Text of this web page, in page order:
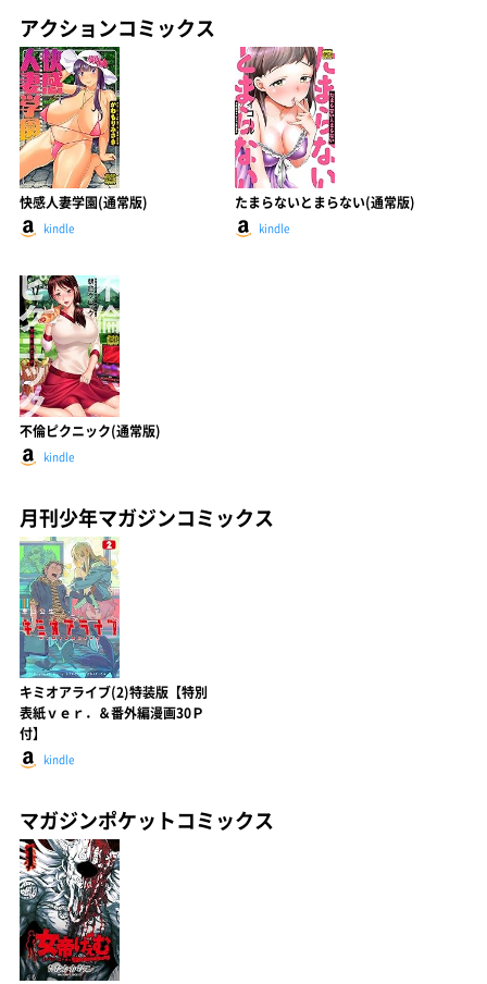
アクションコミックス
快感人妻学園(通常版)
kindle
たまらないとまらない(通常版)
kindle
不倫ピクニック(通常版)
kindle
月刊少年マガジンコミックス
キミオアライブ(2)特装版【特別
表紙ｖｅｒ．＆番外編漫画30Ｐ
付】
kindle
マガジンポケットコミックス